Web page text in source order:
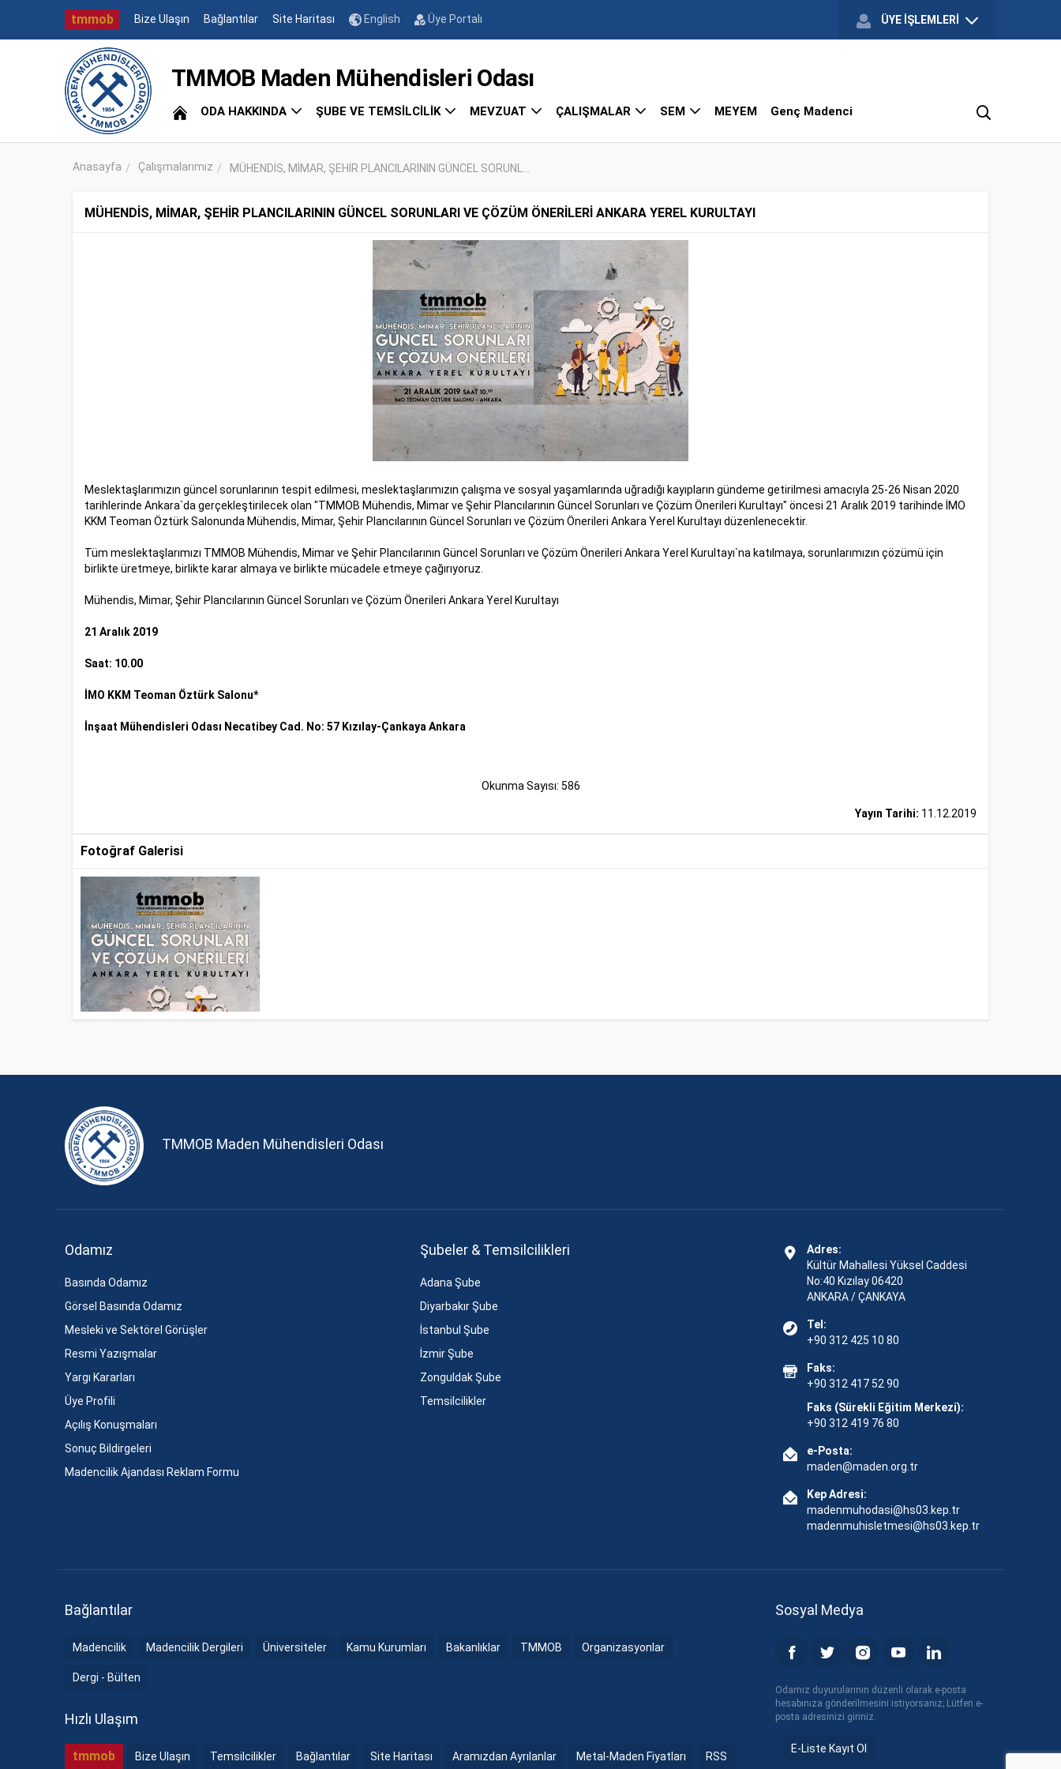
tmmob Bize Ulaşın Bağlantılar Site Haritası English Üye Portalı ÜYE İŞLEMLERİ
TMMOB Maden Mühendisleri Odası
ODA HAKKINDA ŞUBE VE TEMSİLCİLİK MEVZUAT ÇALIŞMALAR SEM MEYEM Genç Madenci
Anasayfa Çalışmalarımız MÜHENDİS, MİMAR, ŞEHİR PLANCILARININ GÜNCEL SORUNL...
MÜHENDİS, MİMAR, ŞEHİR PLANCILARININ GÜNCEL SORUNLARI VE ÇÖZÜM ÖNERİLERİ ANKARA YEREL KURULTAYI
Meslektaşlarımızın güncel sorunlarının tespit edilmesi, meslektaşlarımızın çalışma ve sosyal yaşamlarında uğradığı kayıpların gündeme getirilmesi amacıyla 25-26 Nisan 2020
tarihlerinde Ankara`da gerçekleştirilecek olan "TMMOB Mühendis, Mimar ve Şehir Plancılarının Güncel Sorunları ve Çözüm Önerileri Kurultayı" öncesi 21 Aralık 2019 tarihinde İMO
KKM Teoman Öztürk Salonunda Mühendis, Mimar, Şehir Plancılarının Güncel Sorunları ve Çözüm Önerileri Ankara Yerel Kurultayı düzenlenecektir.
Tüm meslektaşlarımızı TMMOB Mühendis, Mimar ve Şehir Plancılarının Güncel Sorunları ve Çözüm Önerileri Ankara Yerel Kurultayı`na katılmaya, sorunlarımızın çözümü için
birlikte üretmeye, birlikte karar almaya ve birlikte mücadele etmeye çağırıyoruz.
Mühendis, Mimar, Şehir Plancılarının Güncel Sorunları ve Çözüm Önerileri Ankara Yerel Kurultayı
21 Aralık 2019
Saat: 10.00
İMO KKM Teoman Öztürk Salonu*
İnşaat Mühendisleri Odası Necatibey Cad. No: 57 Kızılay-Çankaya Ankara
Okunma Sayısı: 586
Yayın Tarihi: 11.12.2019
Fotoğraf Galerisi
TMMOB Maden Mühendisleri Odası
Odamız
Basında Odamız
Görsel Basında Odamız
Mesleki ve Sektörel Görüşler
Resmi Yazışmalar
Yargı Kararları
Üye Profili
Açılış Konuşmaları
Sonuç Bildirgeleri
Madencilik Ajandası Reklam Formu
Şubeler & Temsilcilikleri
Adana Şube
Diyarbakır Şube
İstanbul Şube
İzmir Şube
Zonguldak Şube
Temsilcilikler
Adres:
Kültür Mahallesi Yüksel Caddesi
No:40 Kızılay 06420
ANKARA / ÇANKAYA
Tel:
+90 312 425 10 80
Faks:
+90 312 417 52 90
Faks (Sürekli Eğitim Merkezi):
+90 312 419 76 80
e-Posta:
maden@maden.org.tr
Kep Adresi:
madenmuhodasi@hs03.kep.tr
madenmuhisletmesi@hs03.kep.tr
Bağlantılar
Madencilik Madencilik Dergileri Üniversiteler Kamu Kurumları Bakanlıklar TMMOB Organizasyonlar
Dergi - Bülten
Hızlı Ulaşım
tmmob Bize Ulaşın Temsilcilikler Bağlantılar Site Haritası Aramızdan Ayrılanlar Metal-Maden Fiyatları RSS
Sosyal Medya
Odamız duyurularının düzenli olarak e-posta
hesabınıza gönderilmesini istiyorsanız; Lütfen e-
posta adresinizi giriniz.
E-Liste Kayıt Ol